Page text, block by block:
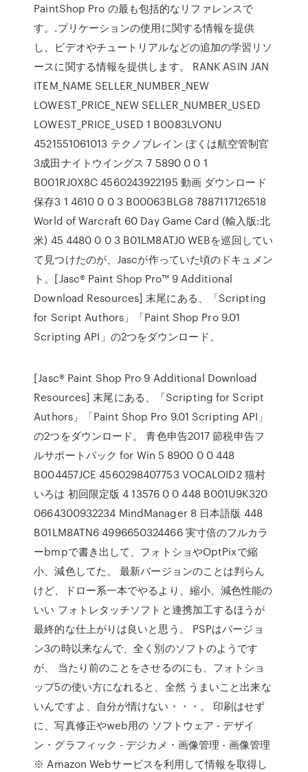
PaintShop Pro の最も包括的なリファレンスで
す。.プリケーションの使用に関する情報を提供
し、ビデオやチュートリアルなどの追加の学習リソ
ースに関する情報を提供します。 RANK ASIN JAN
ITEM_NAME SELLER_NUMBER_NEW
LOWEST_PRICE_NEW SELLER_NUMBER_USED
LOWEST_PRICE_USED 1 B0083LVONU
4521551061013 テクノブレイン ぼくは航空管制官
3成田ナイトウイングス 7 5890 0 0 1
B001RJ0X8C 4560243922195 動画 ダウンロード
保存3 1 4610 0 0 3 B00063BLG8 7887117126518
World of Warcraft 60 Day Game Card (輸入版:北
米) 45 4480 0 0 3 B01LM8ATJ0 WEBを巡回してい
て見つけたのが、Jascが作っていた頃のドキュメン
ト。[Jasc® Paint Shop Pro™ 9 Additional
Download Resources] 末尾にある、「Scripting
for Script Authors」「Paint Shop Pro 9.01
Scripting API」の2つをダウンロード。
[Jasc® Paint Shop Pro 9 Additional Download
Resources] 末尾にある、「Scripting for Script
Authors」「Paint Shop Pro 9.01 Scripting API」
の2つをダウンロード。 青色申告2017 節税申告フ
ルサポートパック for Win 5 8900 0 0 448
B004457JCE 4560298407753 VOCALOID2 猫村
いろは 初回限定版 4 13576 0 0 448 B001U9K320
0664300932234 MindManager 8 日本語版 448
B01LM8ATN6 4996650324466 実寸倍のフルカラ
ーbmpで書き出して、フォトショやOptPixで縮
小、減色してた。 最新バージョンのことは判らん
けど、ドロー系一本でやるより、縮小、減色性能の
いい フォトレタッチソフトと連携加工するほうが
最終的な仕上がりは良いと思う。 PSPはバージョ
ン3の時以来なんで、全く別のソフトのようです
が、 当たり前のことをさせるのにも、フォトショ
ップ5の使い方になれると、全然 うまいこと出来な
いんですよ、自分が情けない・・・。 印刷はせず
に、写真修正やweb用の ソフトウェア - デザイ
ン・グラフィック - デジカメ・画像管理 - 画像管理
※ Amazon Webサービスを利用して情報を取得し